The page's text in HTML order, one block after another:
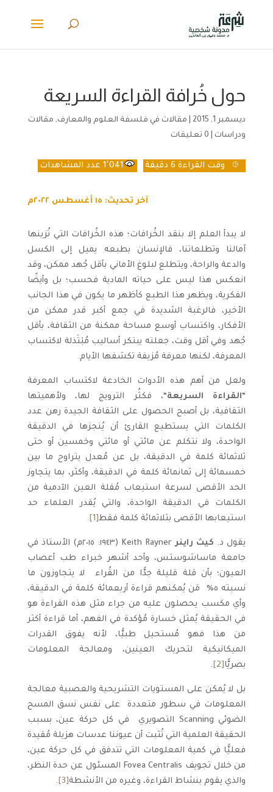
حول خُرافة القراءة السريعة
ديسمبر 1, 2015 مقالات في فلسفة العلوم والمعارف, مقالات
ودراسات| 0 تعليقات
وقت القراءة6 دقيقة 1٬041عدد المشاهدات
آخر تحديث: ١٥ أغسطس ٢٠٢٢م
لا يبدأ العلم إلا بنقد الخُرافات؛ هذه الخُرافات التي تُزينها
آمالنا وتطلعاتنا، فالإنسان بطبعه يميل إلى الكسل
والدعة والراحة، ويتطلع لبلوغ الأماني بأقل جُهد ممكن، وقد
انعكس هذا ليس على حياته المادية فحسب؛ بل وأيضًا
الفكرية، ويظهر هذا الطبع كأظهر ما يكون في هذا الجانب
الأخير، فالرغبة الشديدة في جمع أكبر قدر ممكن من
الأفكار، واكتساب أوسع مساحة ممكنة من الثقافة، بأقل
جُهد وفي أقل وقت، جعلته يبتكر أساليب مُبْتَذلة لاكتساب
المعرفة، لكنها معرفة مُزيفة تكشفها الأيام.
ولعل من أهم هذه الأدوات الخادعة لاكتساب المعرفة
“القراءة السريعة“، فكثُر الترويج لها، ولأهميتها
الثقافية، بل أصبح الحصول على الثقافة الجيدة رهن عدد
الكلمات التي يستطيع القارئ أن يُنجزها في الدقيقة
الواحدة، ولا نتكلم عن مائتي أو مائتي وخمسين أو حتى
ثلاثمائة كلمة في الدقيقة، بل عن مُعدل يتراوح ما بين
خمسمائة إلى ثمانمائة كلمة في الدقيقة، وأكثر، بما يتجاوز
الحد الأقصى لسرعة استيعاب مُقلة العين الآدمية من
الكلمات في الدقيقة الواحدة، والتي يُقدر العلماء حد
استيعابها الأقصى بثلاثمائة كلمة فقط[1]
.
يقول د. كيث راينر
Keith Rayner (١٩٤٣: ٢٠١٥م) الأستاذ في
جامعة ماساشوستس، وأحد أشهر خبراء طب أعصاب
العيون؛ بأن قلة قليلة جدًّا من القُراء ­ لا يتجاوزون ما
نسبته ٥% ­ مَن يُمكنهم قراءة أربعمائة كلمة في الدقيقة،
وأي مكسب يحصلون عليه من جراء مثل هذه القراءة هو
في الحقيقة يُمثل خسارة مُؤكدة في الفهم، أما قراءة أكثر
من هذا فهو مُستحيل طبيًّا، لأنه يفوق القدرات
الميكانيكية لتحريك العينين، ومعالجة المعلومات
بصريًّا [2]
.
بل لا يُمكن على المستويات التشريحية والعصبية معالجة
المعلومات في سطور متعددة ­ على نفس نسق المسح
الضوئي Scanning التصويري ­ في كل حركة عين، بسبب
الحقيقة العلمية التي تُثبت أن عيوننا عدسات هزيلة مُقيدة
فعليًّا في كمية المعلومات التي تتدفق في كل حركة عين،
من خلال تجويف Fovea Centralis المسئول عن حدة النظر،
والذي يقوم بنشاط القراءة، وغيره من الأنشطة[3]
.